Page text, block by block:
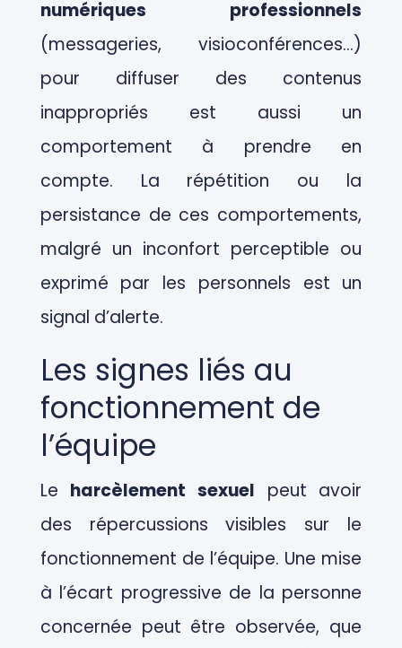
numériques professionnels
(messageries, visioconférences…)
pour diffuser des contenus
inappropriés est aussi un
comportement à prendre en
compte. La répétition ou la
persistance de ces comportements,
malgré un inconfort perceptible ou
exprimé par les personnels est un
signal d’alerte.
Les signes liés au
fonctionnement de
l’équipe
Le harcèlement sexuel peut avoir
des répercussions visibles sur le
fonctionnement de l’équipe. Une mise
à l’écart progressive de la personne
concernée peut être observée, que